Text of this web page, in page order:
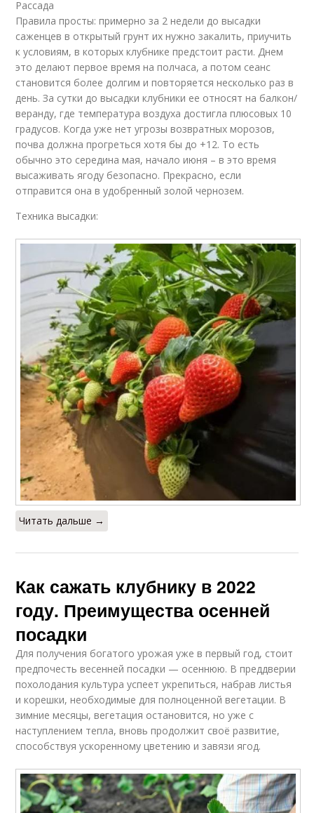
Рассада
Правила просты: примерно за 2 недели до высадки
саженцев в открытый грунт их нужно закалить, приучить
к условиям, в которых клубнике предстоит расти. Днем
это делают первое время на полчаса, а потом сеанс
становится более долгим и повторяется несколько раз в
день. За сутки до высадки клубники ее относят на балкон/
веранду, где температура воздуха достигла плюсовых 10
градусов. Когда уже нет угрозы возвратных морозов,
почва должна прогреться хотя бы до +12. То есть
обычно это середина мая, начало июня – в это время
высаживать ягоду безопасно. Прекрасно, если
отправится она в удобренный золой чернозем.
Техника высадки:
Читать дальше →
Как сажать клубнику в 2022
году. Преимущества осенней
посадки
Для получения богатого урожая уже в первый год, стоит
предпочесть весенней посадки — осеннюю. В преддверии
похолодания культура успеет укрепиться, набрав листья
и корешки, необходимые для полноценной вегетации. В
зимние месяцы, вегетация остановится, но уже с
наступлением тепла, вновь продолжит своё развитие,
способствуя ускоренному цветению и завязи ягод.